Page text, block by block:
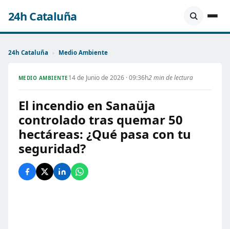
24h Cataluña
24h Cataluña › Medio Ambiente
MEDIO AMBIENTE 14 de Junio de 2026 · 09:36h2 min de lectura
El incendio en Sanaüja
controlado tras quemar 50
hectáreas: ¿Qué pasa con tu
seguridad?